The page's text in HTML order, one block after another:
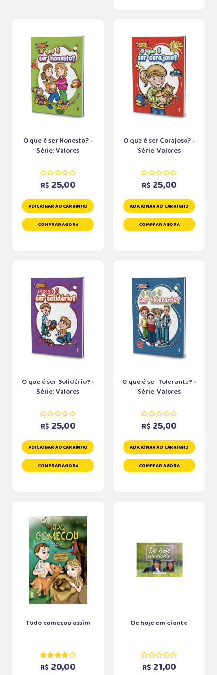
O que é ser Honesto? -
Série: Valores
R$ 25,00
ADICIONAR AO CARRINHO
COMPRAR AGORA
O que é ser Corajoso? -
Série: Valores
R$ 25,00
ADICIONAR AO CARRINHO
COMPRAR AGORA
O que é ser Solidário? -
Série: Valores
R$ 25,00
ADICIONAR AO CARRINHO
COMPRAR AGORA
O que é ser Tolerante? -
Série: Valores
R$ 25,00
ADICIONAR AO CARRINHO
COMPRAR AGORA
Tudo começou assim
R$ 20,00
De hoje em diante
R$ 21,00